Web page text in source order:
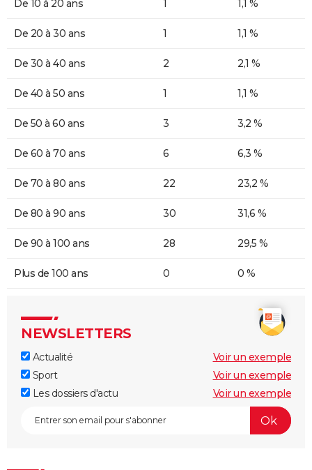
De 10 à 20 ans 1 1,1 %
De 20 à 30 ans 1 1,1 %
De 30 à 40 ans 2 2,1 %
De 40 à 50 ans 1 1,1 %
De 50 à 60 ans 3 3,2 %
De 60 à 70 ans 6 6,3 %
De 70 à 80 ans 22 23,2 %
De 80 à 90 ans 30 31,6 %
De 90 à 100 ans 28 29,5 %
Plus de 100 ans 0 0 %
NEWSLETTERS
Actualité
Voir un exemple
Sport
Voir un exemple
Les dossiers d'actu
Voir un exemple